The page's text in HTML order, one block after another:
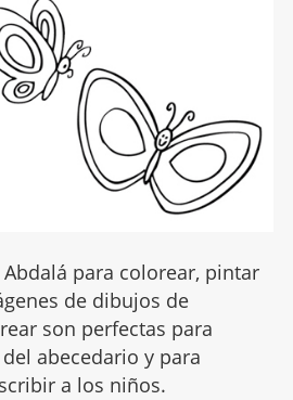
para colorear, pintar
de dibujos de
son perfectas para
abecedario y para
a los niños.